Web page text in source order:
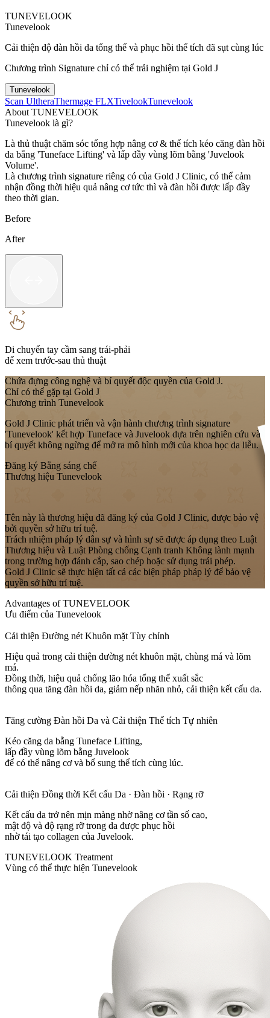
TUNEVELOOK
Tunevelook
Cải thiện độ đàn hồi da tổng thể và phục hồi thể tích đã sụt cùng lúc
Chương trình Signature chỉ có thể trải nghiệm tại Gold J
Tunevelook
Scan UltheraThermage FLXTivelookTunevelook
About TUNEVELOOK
Tunevelook là gì?
Là thủ thuật chăm sóc tổng hợp nâng cơ & thể tích kéo căng đàn hồi
da bằng 'Tuneface Lifting' và lấp đầy vùng lõm bằng 'Juvelook
Volume'.
Là chương trình signature riêng có của Gold J Clinic, có thể cảm
nhận đồng thời hiệu quả nâng cơ tức thì và đàn hồi được lấp đầy
theo thời gian.
Before
After
Di chuyển tay cầm sang trái-phải
để xem trước-sau thủ thuật
Chứa đựng công nghệ và bí quyết độc quyền của Gold J.
Chỉ có thể gặp tại Gold J
Chương trình Tunevelook
Gold J Clinic phát triển và vận hành chương trình signature
'Tunevelook' kết hợp Tuneface và Juvelook dựa trên nghiên cứu và
bí quyết không ngừng để mở ra mô hình mới của khoa học da liễu.
Đăng ký Bằng sáng chế
Thương hiệu Tunevelook
Tên này là thương hiệu đã đăng ký của Gold J Clinic, được bảo vệ
bởi quyền sở hữu trí tuệ.
Trách nhiệm pháp lý dân sự và hình sự sẽ được áp dụng theo Luật
Thương hiệu và Luật Phòng chống Cạnh tranh Không lành mạnh
trong trường hợp đánh cắp, sao chép hoặc sử dụng trái phép.
Gold J Clinic sẽ thực hiện tất cả các biện pháp pháp lý để bảo vệ
quyền sở hữu trí tuệ.
Advantages of TUNEVELOOK
Ưu điểm của Tunevelook
Cải thiện Đường nét Khuôn mặt Tùy chỉnh
Hiệu quả trong cải thiện đường nét khuôn mặt, chùng má và lõm
má.
Đồng thời, hiệu quả chống lão hóa tổng thể xuất sắc
thông qua tăng đàn hồi da, giảm nếp nhăn nhỏ, cải thiện kết cấu da.
Tăng cường Đàn hồi Da và Cải thiện Thể tích Tự nhiên
Kéo căng da bằng Tuneface Lifting,
lấp đầy vùng lõm bằng Juvelook
để có thể nâng cơ và bổ sung thể tích cùng lúc.
Cải thiện Đồng thời Kết cấu Da · Đàn hồi · Rạng rỡ
Kết cấu da trở nên mịn màng nhờ nâng cơ tần số cao,
mật độ và độ rạng rỡ trong da được phục hồi
nhờ tái tạo collagen của Juvelook.
TUNEVELOOK Treatment
Vùng có thể thực hiện Tunevelook